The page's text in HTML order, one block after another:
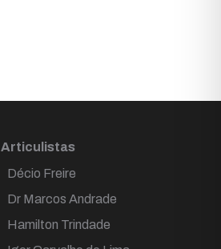
Articulistas
Décio Freire
Dr Marcos Andrade
Hamilton Trindade